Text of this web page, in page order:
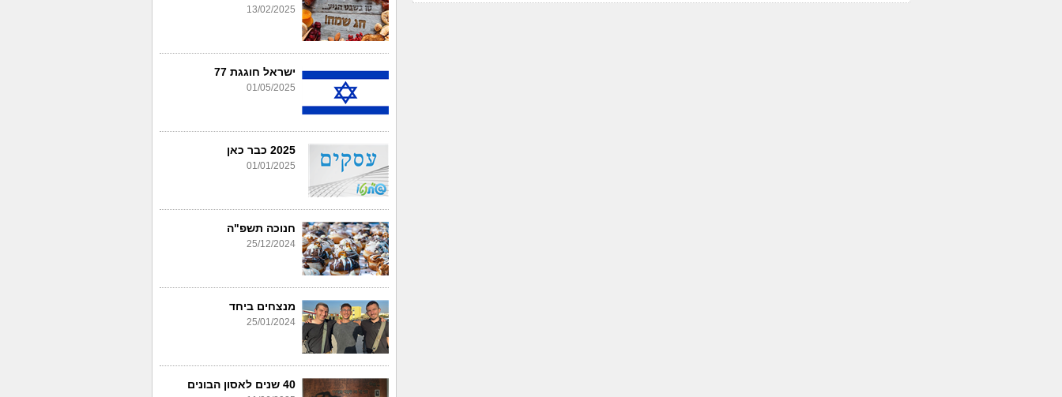
13/02/2025
ישראל חוגגת 77
01/05/2025
2025 כבר כאן
01/01/2025
חנוכה תשפ"ה
25/12/2024
מנצחים ביחד
25/01/2024
40 שנים לאסון הבונים